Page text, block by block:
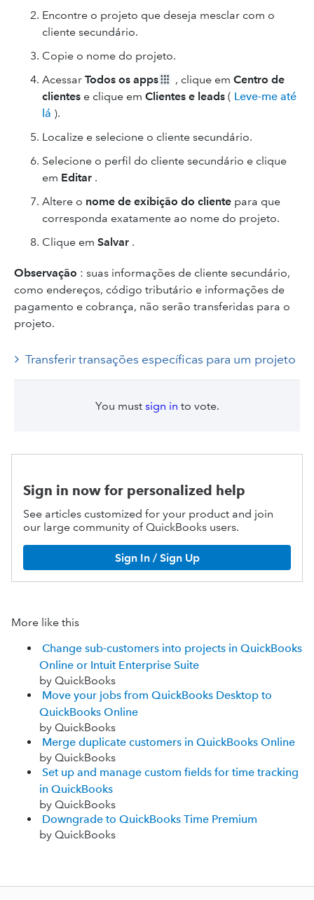
Encontre o projeto que deseja mesclar com o
cliente secundário.
Copie o nome do projeto.
Acessar Todos os apps , clique em Centro de
clientes e clique em Clientes e leads ( Leve-me até
lá ).
Localize e selecione o cliente secundário.
Selecione o perfil do cliente secundário e clique
em Editar .
Altere o nome de exibição do cliente para que
corresponda exatamente ao nome do projeto.
Clique em Salvar .
Observação : suas informações de cliente secundário,
como endereços, código tributário e informações de
pagamento e cobrança, não serão transferidas para o
projeto.
Transferir transações específicas para um projeto
You must sign in to vote.
Sign in now for personalized help
See articles customized for your product and join
our large community of QuickBooks users.
Sign In / Sign Up
More like this
Change sub-customers into projects in QuickBooks
Online or Intuit Enterprise Suite
by QuickBooks
Move your jobs from QuickBooks Desktop to
QuickBooks Online
by QuickBooks
Merge duplicate customers in QuickBooks Online
by QuickBooks
Set up and manage custom fields for time tracking
in QuickBooks
by QuickBooks
Downgrade to QuickBooks Time Premium
by QuickBooks